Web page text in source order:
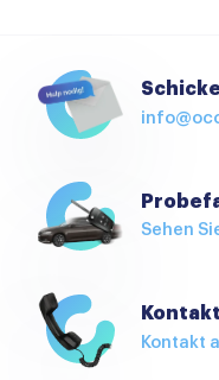
Hoofdsteunen
Keyless start
Lederen bekleding
Lederen stuurwiel
Passagiersstoel in
Regensensor
Sehen
Kontakt